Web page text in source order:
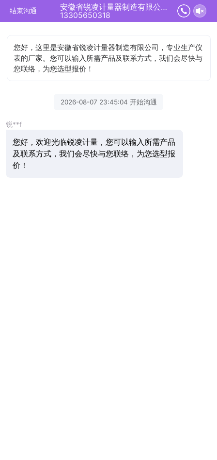
结束沟通
安徽省锐凌计量器制造有限公司正在为您服务
13305650318
您好，这里是安徽省锐凌计量器制造有限公司，专业生产仪
表的厂家。您可以输入所需产品及联系方式，我们会尽快与
您联络，为您选型报价！
2026-08-07 23:45:04 开始沟通
锐**f
您好，欢迎光临锐凌计量，您可以输入所需产品
及联系方式，我们会尽快与您联络，为您选型报
价！